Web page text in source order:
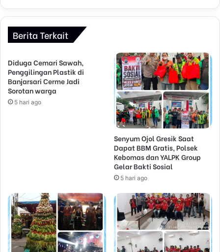
Berita Terkait
Diduga Cemari Sawah,
Penggilingan Plastik di
Banjarsari Cerme Jadi
Sorotan warga
5 hari ago
Senyum Ojol Gresik Saat
Dapat BBM Gratis, Polsek
Kebomas dan YALPK Group
Gelar Bakti Sosial
5 hari ago